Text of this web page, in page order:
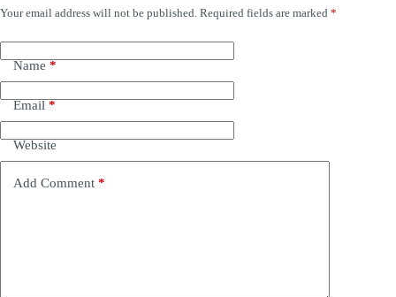
Your email address will not be published. Required fields are marked *
Name *
Email *
Website
Add Comment *